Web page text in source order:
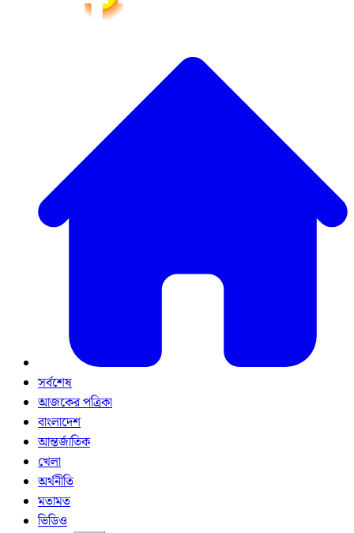
সর্বশেষ
আজকের পত্রিকা
বাংলাদেশ
আন্তর্জাতিক
খেলা
অর্থনীতি
মতামত
ভিডিও